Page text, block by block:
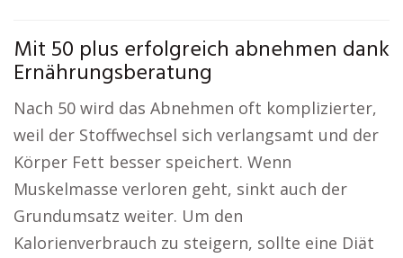
Mit 50 plus erfolgreich abnehmen dank
Ernährungsberatung
Nach 50 wird das Abnehmen oft komplizierter,
weil der Stoffwechsel sich verlangsamt und der
Körper Fett besser speichert. Wenn
Muskelmasse verloren geht, sinkt auch der
Grundumsatz weiter. Um den
Kalorienverbrauch zu steigern, sollte eine Diät